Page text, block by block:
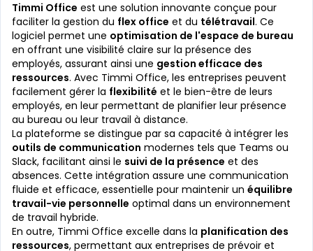
Timmi Office est une solution innovante conçue pour
faciliter la gestion du flex office et du télétravail. Ce
logiciel permet une optimisation de l'espace de bureau
en offrant une visibilité claire sur la présence des
employés, assurant ainsi une gestion efficace des
ressources. Avec Timmi Office, les entreprises peuvent
facilement gérer la flexibilité et le bien-être de leurs
employés, en leur permettant de planifier leur présence
au bureau ou leur travail à distance.
La plateforme se distingue par sa capacité à intégrer les
outils de communication modernes tels que Teams ou
Slack, facilitant ainsi le suivi de la présence et des
absences. Cette intégration assure une communication
fluide et efficace, essentielle pour maintenir un équilibre
travail-vie personnelle optimal dans un environnement
de travail hybride.
En outre, Timmi Office excelle dans la planification des
ressources, permettant aux entreprises de prévoir et